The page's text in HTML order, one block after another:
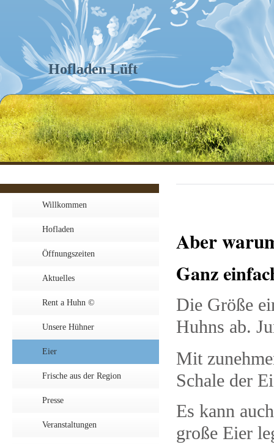
Hofladen Lüft
Willkommen
Hofladen
Öffnungszeiten
Aktuelles
Rent a Huhn ©
Unsere Hühner
Eier
Frische aus der Region
Presse
Veranstaltungen
Aber
Ganz
Die Größe
Huhns ab.
Mit
Schale der
Es kann
große Eier